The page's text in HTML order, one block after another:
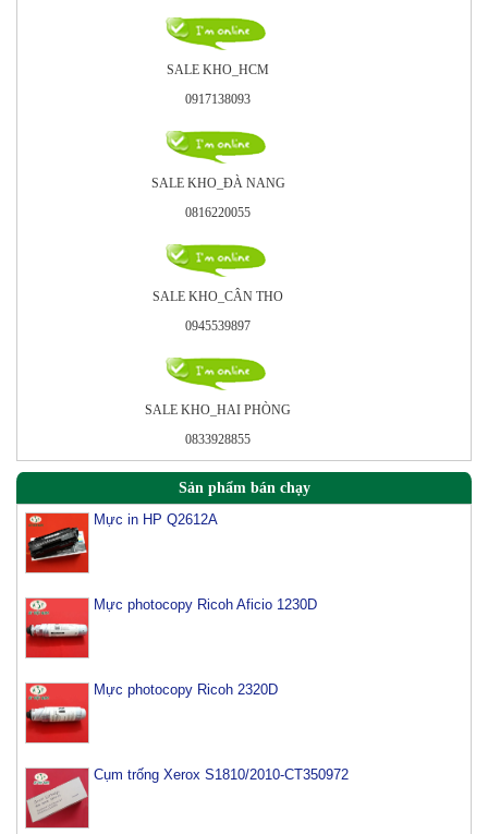
SALE KHO_HCM
0917138093
SALE KHO_ÐÀ NANG
0816220055
SALE KHO_CÂN THO
0945539897
SALE KHO_HAI PHÒNG
0833928855
Sản phẩm bán chạy
Mực in HP Q2612A
Mực photocopy Ricoh Aficio 1230D
Mực photocopy Ricoh 2320D
Cụm trống Xerox S1810/2010-CT350972